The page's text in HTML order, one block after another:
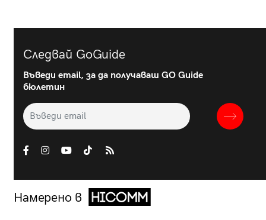
Следвай GoGuide
Въведи email, за да получаваш GO Guide
бюлетин
Намерено в